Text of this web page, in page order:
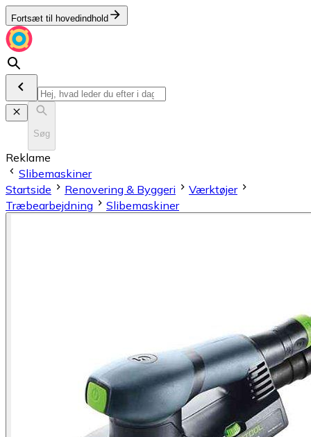
Fortsæt til hovedindhold
Søg
Reklame
Slibemaskiner
Startside
Renovering & Byggeri
Værktøjer
Træbearbejdning
Slibemaskiner